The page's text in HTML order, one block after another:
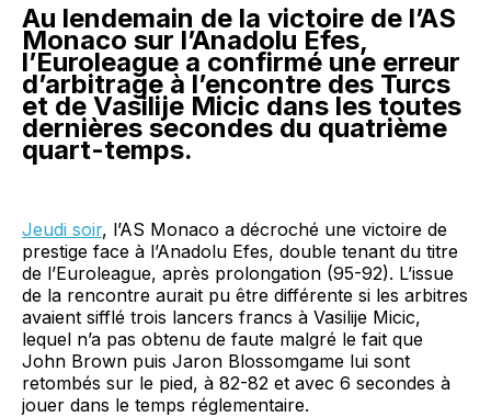
Au lendemain de la victoire de l’AS
Monaco sur l’Anadolu Efes,
l’Euroleague a confirmé une erreur
d’arbitrage à l’encontre des Turcs
et de Vasilije Micic dans les toutes
dernières secondes du quatrième
quart-temps.
Jeudi soir, l’AS Monaco a décroché une victoire de
prestige face à l’Anadolu Efes, double tenant du titre
de l’Euroleague, après prolongation (95-92). L’issue
de la rencontre aurait pu être différente si les arbitres
avaient sifflé trois lancers francs à Vasilije Micic,
lequel n’a pas obtenu de faute malgré le fait que
John Brown puis Jaron Blossomgame lui sont
retombés sur le pied, à 82-82 et avec 6 secondes à
jouer dans le temps réglementaire.